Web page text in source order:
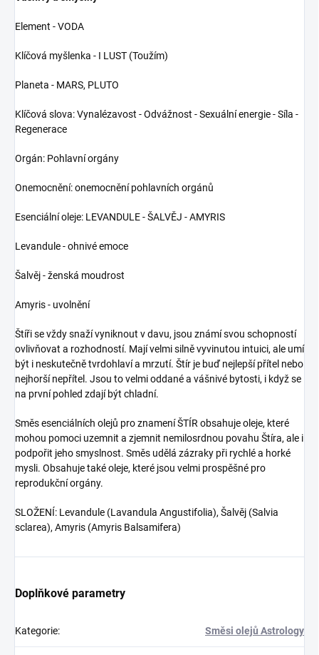
Element - VODA
Klíčová myšlenka - I LUST (Toužím)
Planeta - MARS, PLUTO
Klíčová slova: Vynalézavost - Odvážnost - Sexuální energie - Síla -
Regenerace
Orgán: Pohlavní orgány
Onemocnění: onemocnění pohlavních orgánů
Esenciální oleje: LEVANDULE - ŠALVĚJ - AMYRIS
Levandule - ohnivé emoce
Šalvěj - ženská moudrost
Amyris - uvolnění
Štíři se vždy snaží vyniknout v davu, jsou známí svou schopností
ovlivňovat a rozhodností. Mají velmi silně vyvinutou intuici, ale umí
být i neskutečně tvrdohlaví a mrzutí. Štír je buď nejlepší přítel nebo
nejhorší nepřítel. Jsou to velmi oddané a vášnivé bytosti, i když se
na první pohled zdají být chladní.
Směs esenciálních olejů pro znamení ŠTÍR obsahuje oleje, které
mohou pomoci uzemnit a zjemnit nemilosrdnou povahu Štíra, ale i
podpořit jeho smyslnost. Směs udělá zázraky při rychlé a horké
mysli. Obsahuje také oleje, které jsou velmi prospěšné pro
reprodukční orgány.
SLOŽENÍ: Levandule (Lavandula Angustifolia), Šalvěj (Salvia
sclarea), Amyris (Amyris Balsamifera)
Doplňkové parametry
Kategorie: Směsi olejů Astrology